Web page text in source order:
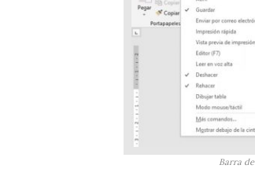
Barra